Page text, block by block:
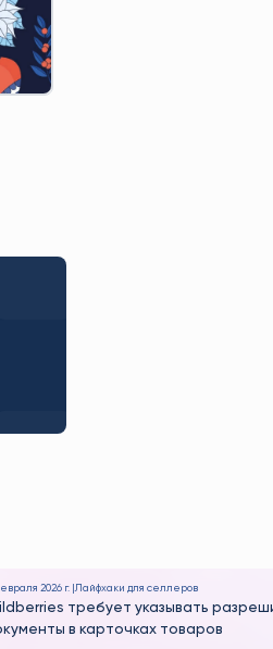
2026 г. | Лайфхаки для селлеров
требует указывать
в карточках товаров